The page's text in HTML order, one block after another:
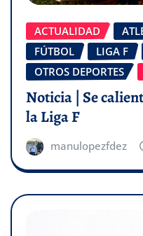
ACTUALIDAD
FÚTBOL
LIGA F
OTROS DEPORTES
Noticia | Se
la Liga F
manulopezfdez